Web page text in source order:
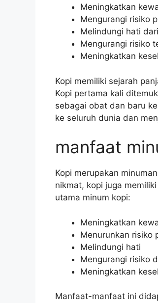
Meningkatkan
Mengurangi risiko
Melindungi hati
Mengurangi risiko
Meningkatkan
Kopi memiliki sejarah
Kopi pertama kali
sebagai obat dan baru
ke seluruh dunia dan
manfaat
Kopi merupakan
nikmat, kopi juga
utama minum kopi:
Meningkatkan
Menurunkan risiko
Melindungi hati
Mengurangi risiko
Meningkatkan
Manfaat-manfaat ini